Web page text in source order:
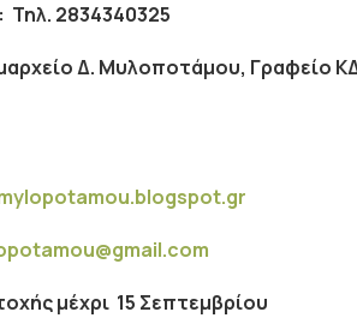
: Τηλ. 2834340325
Δ. Μυλοποτάμου, Γραφείο
μέχρι 15 Σεπτεμβρίου